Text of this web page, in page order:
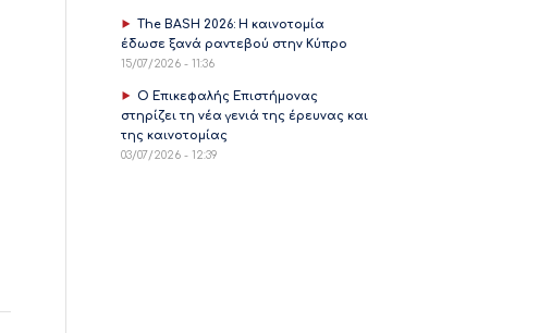
The BASH 2026: Η καινοτομία
έδωσε ξανά ραντεβού στην Κύπρο
15/07/2026 - 11:36
Ο Επικεφαλής Επιστήμονας
στηρίζει τη νέα γενιά της έρευνας και
της καινοτομίας
03/07/2026 - 12:39